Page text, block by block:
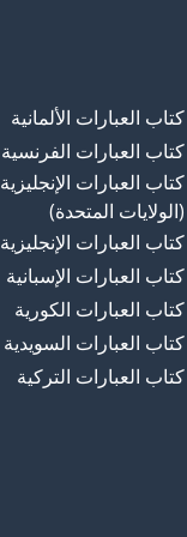
كتاب العبارات الألمانية
كتاب العبارات الفرنسية
كتاب العبارات الإنجليزية
(الولايات المتحدة)
كتاب العبارات الإنجليزية
كتاب العبارات الإسبانية
كتاب العبارات الكورية
كتاب العبارات السويدية
كتاب العبارات التركية